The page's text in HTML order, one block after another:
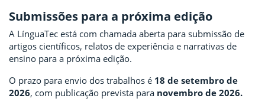
Submissões para a próxima edição
A LínguaTec está com chamada aberta para submissão de
artigos científicos, relatos de experiência e narrativas de
ensino para a próxima edição.
O prazo para envio dos trabalhos é 18 de setembro de
2026, com publicação prevista para novembro de 2026.